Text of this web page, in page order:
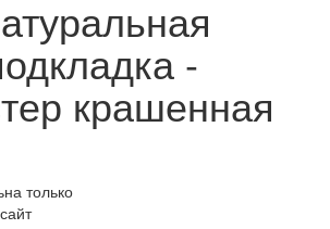
-
крашенная
только